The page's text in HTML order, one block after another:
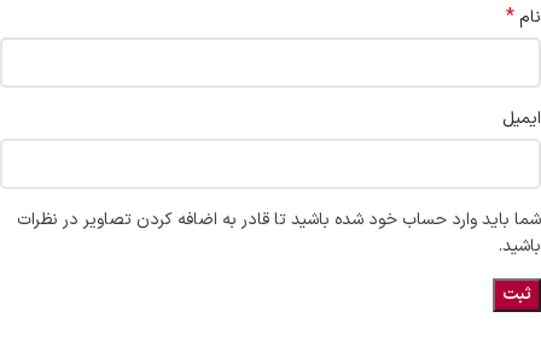
نام*
ایمیل
شما باید وارد حساب خود شده باشید تا قادر به اضافه کردن تصاویر در نظرات
باشید.